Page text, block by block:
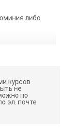
либо
курсов
не
по
эл. почте